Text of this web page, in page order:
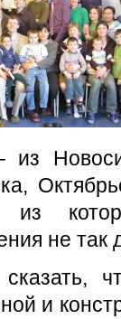
из
из
не так
и